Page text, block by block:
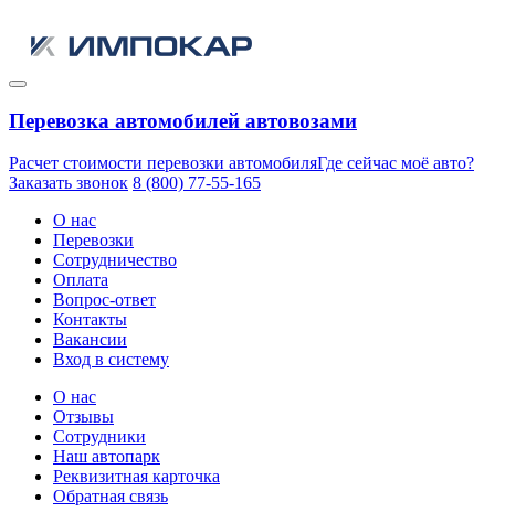
Перевозка автомобилей автовозами
Расчет стоимости перевозки автомобиляГде сейчас моё авто?
Заказать звонок 8 (800) 77-55-165
О нас
Перевозки
Сотрудничество
Оплата
Вопрос-ответ
Контакты
Вакансии
Вход в систему
О нас
Отзывы
Сотрудники
Наш автопарк
Реквизитная карточка
Обратная связь